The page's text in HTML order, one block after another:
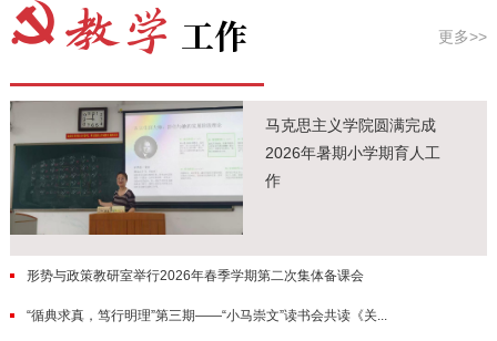
更多>>
马克思主义学院圆满完成
2026年暑期小学期育人工
作
形势与政策教研室举行2026年春季学期第二次集体备课会
“循典求真，笃行明理”第三期——“小马崇文”读书会共读《关...